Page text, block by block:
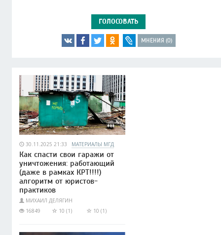
ГОЛОСОВАТЬ
МНЕНИЯ (0)
30.11.2025 21:33 МАТЕРИАЛЫ МГД
Как спасти свои гаражи от
уничтожения: работающий
(даже в рамках КРТ!!!!)
алгоритм от юристов-
практиков
МИХАИЛ ДЕЛЯГИН
16849
10 (1) 10 (1)